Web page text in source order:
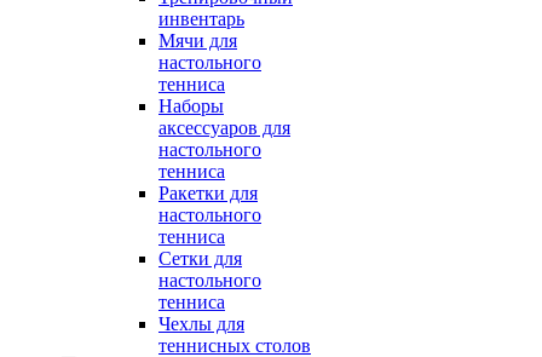
инвентарь
Мячи для
настольного
тенниса
Наборы
аксессуаров для
настольного
тенниса
Ракетки для
настольного
тенниса
Сетки для
настольного
тенниса
Чехлы для
теннисных столов